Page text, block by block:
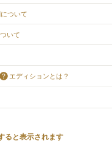
ついて
いて
エディションとは？
ると表示されます